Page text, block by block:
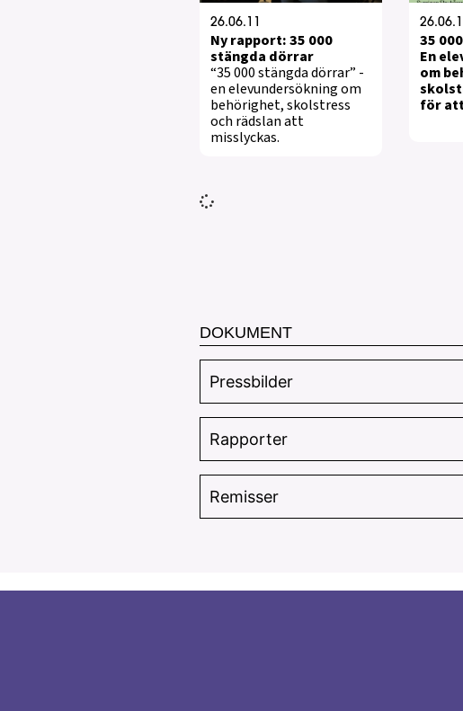
26.06.11
Ny rapport: 35 000
stängda dörrar
“35 000 stängda dörrar” -
en elevundersökning om
behörighet, skolstress
och rädslan att
misslyckas.
35
En
om
för
DOKUMENT
Pressbilder
Rapporter
Remisser